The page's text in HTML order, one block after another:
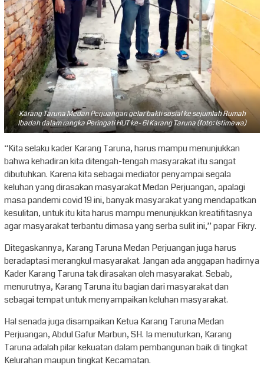
Karang Taruna Medan Perjuangan gelar bakti sosial ke sejumlah Rumah
Ibadah dalam rangka Peringati HUT ke- 61 Karang Taruna (foto: Istimewa)
“Kita selaku kader Karang Taruna, harus mampu menunjukkan
bahwa kehadiran kita ditengah-tengah masyarakat itu sangat
dibutuhkan. Karena kita sebagai mediator penyampai segala
keluhan yang dirasakan masyarakat Medan Perjuangan, apalagi
masa pandemi covid 19 ini, banyak masyarakat yang mendapatkan
kesulitan, untuk itu kita harus mampu menunjukkan kreatifitasnya
agar masyarakat terbantu dimasa yang serba sulit ini,” papar Fikry.
Ditegaskannya, Karang Taruna Medan Perjuangan juga harus
beradaptasi merangkul masyarakat. Jangan ada anggapan hadirnya
Kader Karang Taruna tak dirasakan oleh masyarakat. Sebab,
menurutnya, Karang Taruna itu bagian dari masyarakat dan
sebagai tempat untuk menyampaikan keluhan masyarakat.
Hal senada juga disampaikan Ketua Karang Taruna Medan
Perjuangan, Abdul Gafur Marbun, SH. Ia menuturkan, Karang
Taruna adalah pilar kekuatan dalam pembangunan baik di tingkat
Kelurahan maupun tingkat Kecamatan.